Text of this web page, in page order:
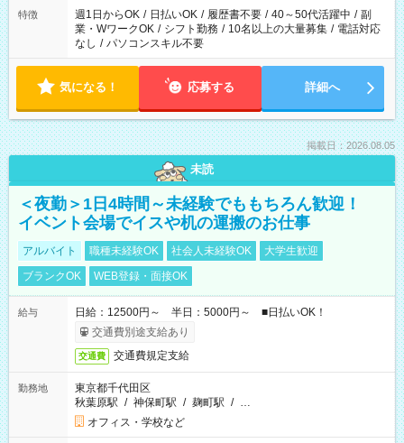
特徴 週1日からOK / 日払いOK / 履歴書不要 / 40～50代活躍中 / 副
業・WワークOK / シフト勤務 / 10名以上の大量募集 / 電話対応
なし / パソコンスキル不要
気になる！ 応募する 詳細へ
掲載日：2026.08.05
未読
＜夜勤＞1日4時間～未経験でももちろん歓迎！
イベント会場でイスや机の運搬のお仕事
アルバイト 職種未経験OK 社会人未経験OK
大学生歓迎
ブランクOK
WEB登録・面接OK
給与
日給：12500円～ 半日：5000円～ ■日払いOK！
交通費別途支給あり
交通費 交通費規定支給
勤務地
東京都千代田区
秋葉原駅 / 神保町駅 / 麹町駅 / …
オフィス・学校など